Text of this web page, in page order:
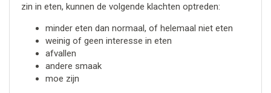
zin in eten, kunnen de volgende klachten optreden:
minder eten dan normaal, of helemaal niet eten
weinig of geen interesse in eten
afvallen
andere smaak
moe zijn